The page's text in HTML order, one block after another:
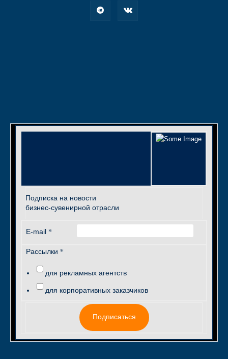
Подписка на новости
бизнес-сувенирной отрасли
E-mail *
Рассылки *
для рекламных агентств
для корпоративных заказчиков
Подписаться